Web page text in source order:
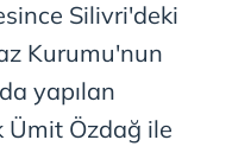
Silivri'deki
Kurumu'nun
yapılan
Ümit Özdağ ile